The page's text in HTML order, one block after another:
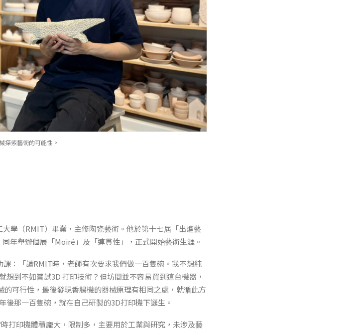
探索藝術的可能性。
學（RMIT）畢業，主修陶瓷藝術。他於第十七屆「出爐藝
年舉辦個展「Moiré」及「連貫性」，正式開始藝術生涯。
：「讀RMIT時，老師有次要求我們做一百隻碗。我不想純
到不如嘗試3D 打印技術？但坊間並不容易買到這台機器，
可行性，最後發現香腸機的器械原理有相同之處，就循此方
後那一百隻碗，就在自己研製的3D打印機下誕生。
打印機體積龐大，限制多，主要用於工業與研究，未涉及藝